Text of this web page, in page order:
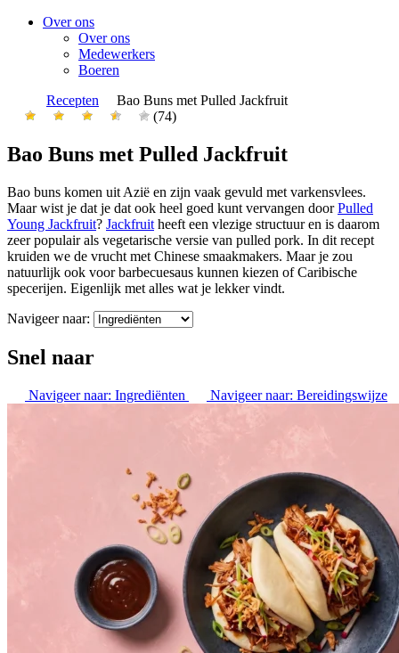
Over ons
Over ons
Medewerkers
Boeren
Recepten
Bao Buns met Pulled Jackfruit
(74)
Bao Buns met Pulled Jackfruit
Bao buns komen uit Azië en zijn vaak gevuld met varkensvlees.
Maar wist je dat je dat ook heel goed kunt vervangen doorPulled
Young Jackfruit? Jackfruit heeft een vlezige structuur en is daarom
zeer populair als vegetarische versie van pulled pork. In dit recept
kruiden we de vrucht met Chinese smaakmakers. Maar je zou
natuurlijk ook voor barbecuesaus kunnen kiezen of Caribische
specerijen. Eigenlijk met alles wat je lekker vindt.
Navigeer naar:
Snel naar
Navigeer naar: Ingrediënten Navigeer naar: Bereidingswijze